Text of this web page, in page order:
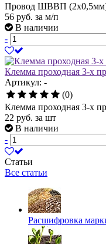
Провод ШВВП
56 руб. за м/п
В наличии
-
Клемма проходная 3-х
Артикул: -
(0)
Клемма проходная 3-х
22 руб. за шт
В наличии
-
Статьи
Все статьи
Расшифровка